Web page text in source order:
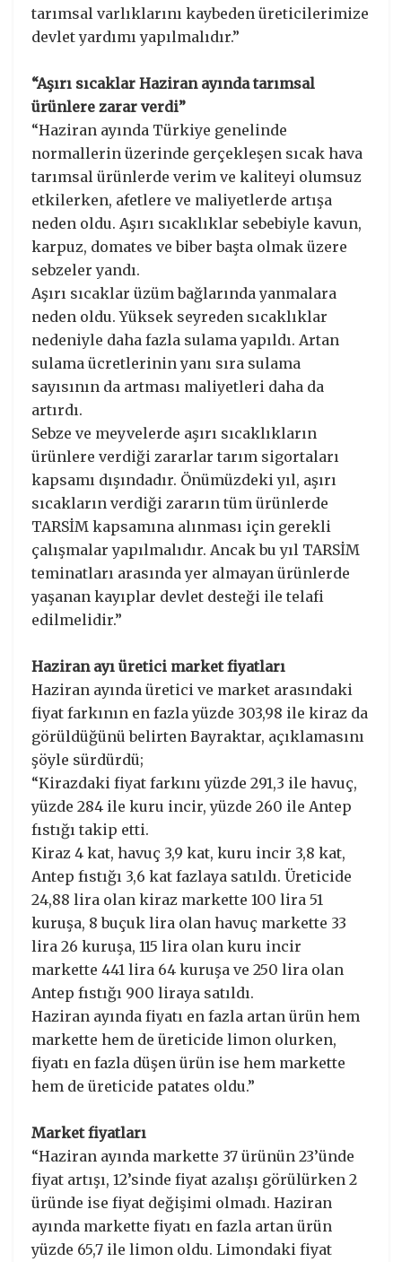
tarımsal varlıklarını kaybeden üreticilerimize
devlet yardımı yapılmalıdır.”
“Aşırı sıcaklar Haziran ayında tarımsal
ürünlere zarar verdi”
“Haziran ayında Türkiye genelinde
normallerin üzerinde gerçekleşen sıcak hava
tarımsal ürünlerde verim ve kaliteyi olumsuz
etkilerken, afetlere ve maliyetlerde artışa
neden oldu. Aşırı sıcaklıklar sebebiyle kavun,
karpuz, domates ve biber başta olmak üzere
sebzeler yandı.
Aşırı sıcaklar üzüm bağlarında yanmalara
neden oldu. Yüksek seyreden sıcaklıklar
nedeniyle daha fazla sulama yapıldı. Artan
sulama ücretlerinin yanı sıra sulama
sayısının da artması maliyetleri daha da
artırdı.
Sebze ve meyvelerde aşırı sıcaklıkların
ürünlere verdiği zararlar tarım sigortaları
kapsamı dışındadır. Önümüzdeki yıl, aşırı
sıcakların verdiği zararın tüm ürünlerde
TARSİM kapsamına alınması için gerekli
çalışmalar yapılmalıdır. Ancak bu yıl TARSİM
teminatları arasında yer almayan ürünlerde
yaşanan kayıplar devlet desteği ile telafi
edilmelidir.”
Haziran ayı üretici market fiyatları
Haziran ayında üretici ve market arasındaki
fiyat farkının en fazla yüzde 303,98 ile kiraz da
görüldüğünü belirten Bayraktar, açıklamasını
şöyle sürdürdü;
“Kirazdaki fiyat farkını yüzde 291,3 ile havuç,
yüzde 284 ile kuru incir, yüzde 260 ile Antep
fıstığı takip etti.
Kiraz 4 kat, havuç 3,9 kat, kuru incir 3,8 kat,
Antep fıstığı 3,6 kat fazlaya satıldı. Üreticide
24,88 lira olan kiraz markette 100 lira 51
kuruşa, 8 buçuk lira olan havuç markette 33
lira 26 kuruşa, 115 lira olan kuru incir
markette 441 lira 64 kuruşa ve 250 lira olan
Antep fıstığı 900 liraya satıldı.
Haziran ayında fiyatı en fazla artan ürün hem
markette hem de üreticide limon olurken,
fiyatı en fazla düşen ürün ise hem markette
hem de üreticide patates oldu.”
Market fiyatları
“Haziran ayında markette 37 ürünün 23’ünde
fiyat artışı, 12’sinde fiyat azalışı görülürken 2
üründe ise fiyat değişimi olmadı. Haziran
ayında markette fiyatı en fazla artan ürün
yüzde 65,7 ile limon oldu. Limondaki fiyat